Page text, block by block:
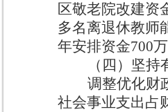
区敬老院改建资
多名离退休教师
年安排资金700
（四）坚
调整优化财
社会事业支出占